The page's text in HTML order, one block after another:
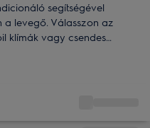
segítségével
a levegő. Válasszon az
klímák vagy csendes